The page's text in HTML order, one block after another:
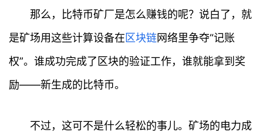
那么，比特币矿厂是怎么赚钱的呢？说白了，就
是矿场用这些计算设备在区块链网络里争夺“记账
权”。谁成功完成了区块的验证工作，谁就能拿到奖
励——新生成的比特币。
不过，这可不是什么轻松的事儿。矿场的电力成